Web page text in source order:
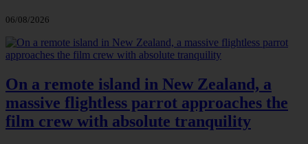
06/08/2026
On a remote island in New Zealand, a
massive flightless parrot approaches the
film crew with absolute tranquility